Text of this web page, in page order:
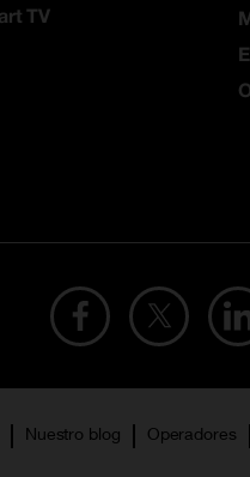
TV
Nuestro blog Operadores